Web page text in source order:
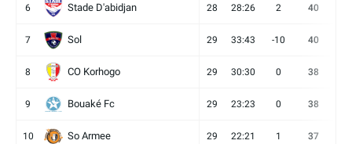
6 Stade D'abidjan 28 28:26 2 40
7 Sol 29 33:43 -10 40
8 CO Korhogo 29 30:30 0 38
9 Bouaké Fc 29 23:23 0 38
10 So Armee 29 22:21 1 37